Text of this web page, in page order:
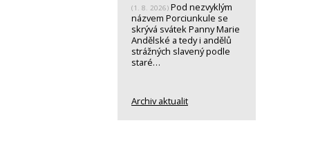
(1. 8. 2026) Pod nezvyklým
názvem Porciunkule se
skrývá svátek Panny Marie
Andělské a tedy i andělů
strážných slavený podle
staré…
Archiv aktualit